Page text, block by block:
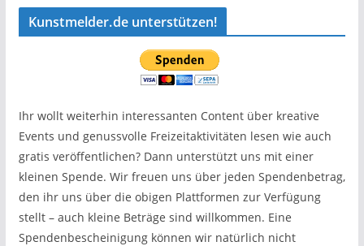
Kunstmelder.de unterstützen!
Ihr wollt weiterhin interessanten Content über kreative
Events und genussvolle Freizeitaktivitäten lesen wie auch
gratis veröffentlichen? Dann unterstützt uns mit einer
kleinen Spende. Wir freuen uns über jeden Spendenbetrag,
den ihr uns über die obigen Plattformen zur Verfügung
stellt – auch kleine Beträge sind willkommen. Eine
Spendenbescheinigung können wir natürlich nicht